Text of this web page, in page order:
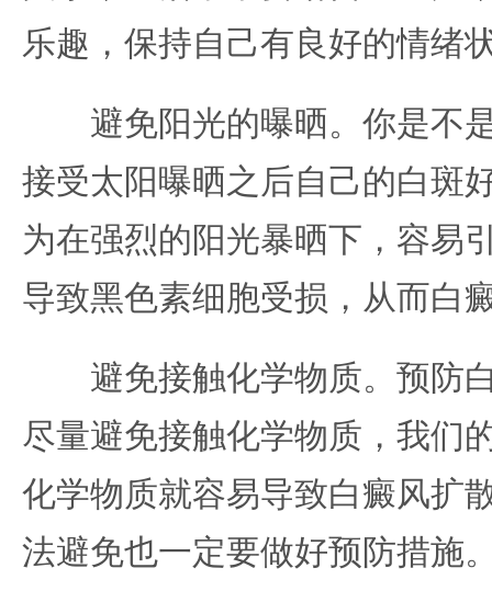
乐趣，保持自己有良好的情绪
避免阳光的曝晒。你是不
接受太阳曝晒之后自己的白斑
为在强烈的阳光暴晒下，容易
导致黑色素细胞受损，从而白
避免接触化学物质。预防
尽量避免接触化学物质，我们
化学物质就容易导致白癜风扩
法避免也一定要做好预防措施